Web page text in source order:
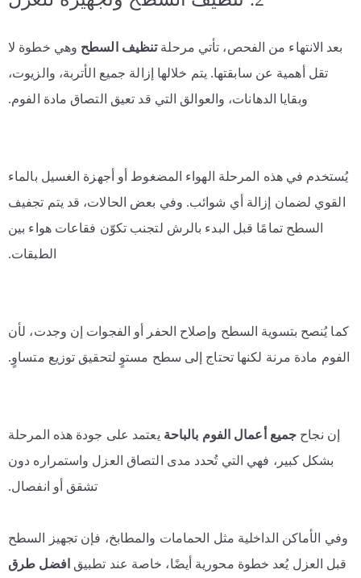
بعد الانتهاء من الفحص، تأتي مرحلةتنظيف السطح وهي خطوة لا
تقل أهمية عن سابقتها. يتم خلالها إزالة جميع الأتربة، والزيوت،
وبقايا الدهانات، والعوالق التي قد تعيق التصاق مادة الفوم.
يُستخدم في هذه المرحلة الهواء المضغوط أو أجهزة الغسيل بالماء
القوي لضمان إزالة أي شوائب. وفي بعض الحالات، قد يتم تجفيف
السطح تمامًا قبل البدء بالرش لتجنب تكوّن فقاعات هواء بين
الطبقات.
كما يُنصح بتسوية السطح وإصلاح الحفر أو الفجوات إن وجدت، لأن
الفوم مادة مرنة لكنها تحتاج إلى سطح مستوٍ لتحقيق توزيع متساوٍ.
إن نجاح جميع أعمال الفوم بالباحة يعتمد على جودة هذه المرحلة
بشكل كبير، فهي التي تُحدد مدى التصاق العزل واستمراره دون
تشقق أو انفصال.
وفي الأماكن الداخلية مثل الحمامات والمطابخ، فإن تجهيز السطح
قبل العزل يُعد خطوة محورية أيضًا، خاصة عند تطبيق افضل طرق